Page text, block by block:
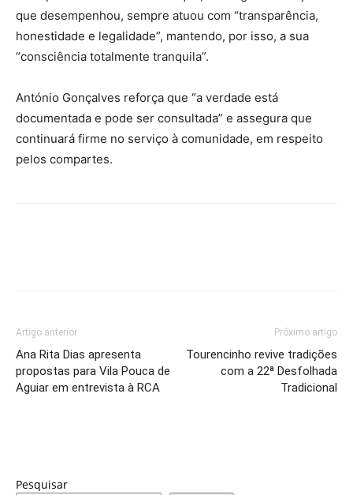
que desempenhou, sempre atuou com “transparência,
honestidade e legalidade”, mantendo, por isso, a sua
“consciência totalmente tranquila”.
António Gonçalves reforça que “a verdade está
documentada e pode ser consultada” e assegura que
continuará firme no serviço à comunidade, em respeito
pelos compartes.
Artigo anterior
Ana Rita Dias apresenta
propostas para Vila Pouca de
Aguiar em entrevista à RCA
Próximo artigo
Tourencinho revive tradições
com a 22ª Desfolhada
Tradicional
Pesquisar